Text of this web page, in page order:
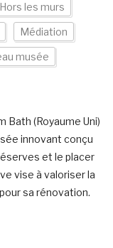
Hors les murs
Médiation
musée
Bath (Royaume Uni)
innovant conçu
et le placer
vise à valoriser la
sa rénovation.